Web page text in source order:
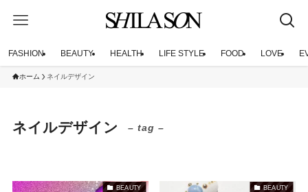
FASHION BEAUTY HEALTH LIFE STYLE FOOD LOVE
ホーム ネイルデザイン
ネイルデザイン – tag –
BEAUTY BEAUTY